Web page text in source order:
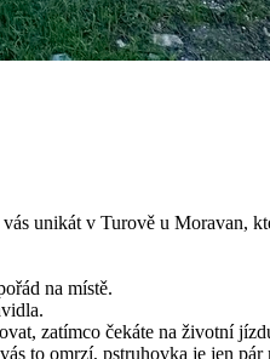
unikát v Turově u Moravan,
na místě.
zatímco čekáte na životní
to omrzí, pstruhovka je jen pár